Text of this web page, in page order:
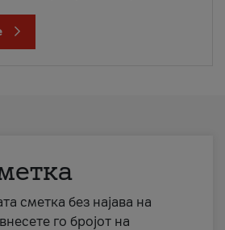
сметка без најава на
го бројот на